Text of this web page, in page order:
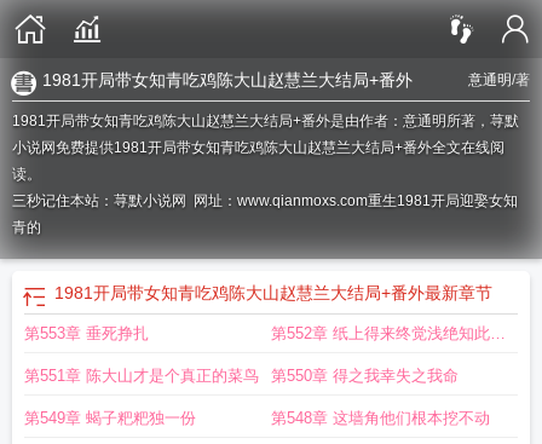
意通明/著
1981开局带女知青吃鸡陈大山赵慧兰大结局+番外
1981开局带女知青吃鸡陈大山赵慧兰大结局+番外是由作者：意通明所著，荨默
小说网免费提供1981开局带女知青吃鸡陈大山赵慧兰大结局+番外全文在线阅
读。
三秒记住本站：荨默小说网 网址：www.qianmoxs.com重生1981开局迎娶女知
青的
1981开局带女知青吃鸡陈大山赵慧兰大结局+番外最新章节
第553章 垂死挣扎 第552章 纸上得来终觉浅绝知此事
要躬行
第551章 陈大山才是个真正的菜鸟 第550章 得之我幸失之我命
第549章 蝎子粑粑独一份 第548章 这墙角他们根本挖不动